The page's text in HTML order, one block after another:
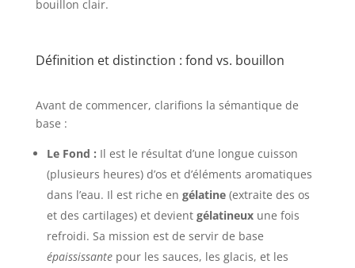
bouillon clair.
Définition et distinction : fond vs. bouillon
Avant de commencer, clarifions la sémantique de
base :
Le Fond : Il est le résultat d’une longue cuisson
(plusieurs heures) d’os et d’éléments aromatiques
dans l’eau. Il est riche en gélatine(extraite des os
et des cartilages) et devient gélatineuxune fois
refroidi. Sa mission est de servir de base
épaississantepour les sauces, les glacis, et les